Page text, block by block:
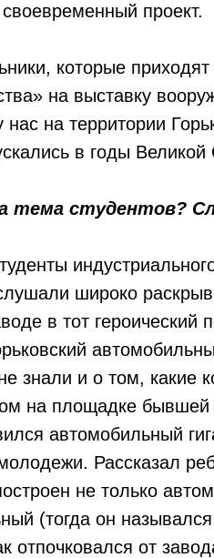
проект.
которые
на выставку
на территории
в годы Великой
тема студентов?
широко раскрыв
в тот
знали и о том, какие
на площадке
автомобильный
Рассказал
не только
(тогда он
отпочковался от